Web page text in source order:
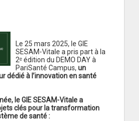
Le 25 mars 2025, le GIE
SESAM-Vitale a pris part à la
2ᵉ édition du DEMO DAY à
PariSanté Campus,un
dédié à l’innovation en santé
le GIE SESAM-Vitale a
clés pour la transformation
de santé :